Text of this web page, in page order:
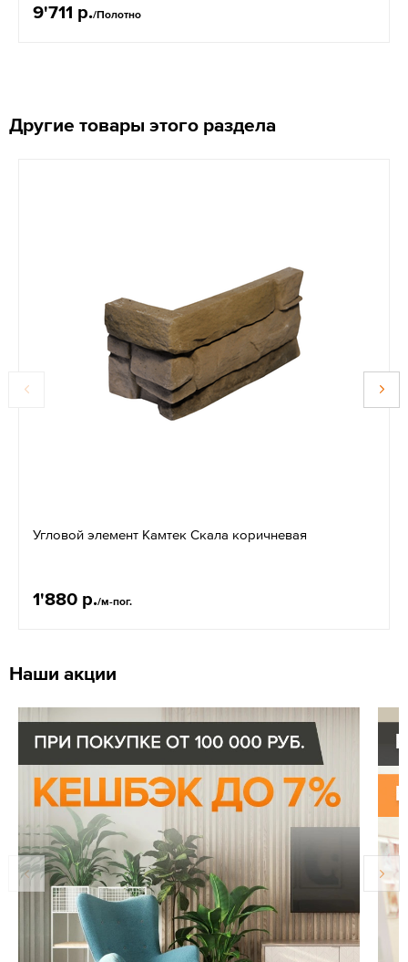
9'711 р./Полотно
Другие товары этого раздела
Угловой элемент Камтек Скала коричневая
1'880 р./м-пог.
Наши акции